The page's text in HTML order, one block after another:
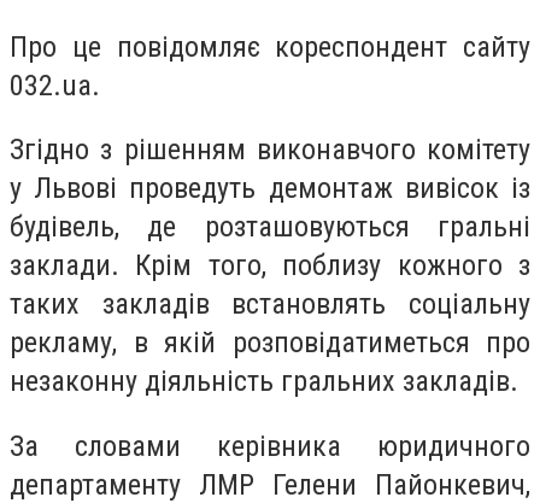
Про це повідомляє кореспондент сайту
032.ua.
Згідно з рішенням виконавчого комітету
у Львові проведуть демонтаж вивісок із
будівель, де розташовуються гральні
заклади. Крім того, поблизу кожного з
таких закладів встановлять соціальну
рекламу, в якій розповідатиметься про
незаконну діяльність гральних закладів.
За словами керівника юридичного
департаменту ЛМР Гелени Пайонкевич,